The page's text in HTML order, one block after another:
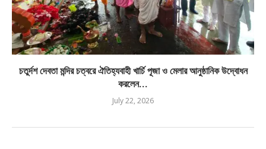
চতুর্দশ দেবতা মন্দির চত্বরে ঐতিহ্যবাহী খার্চি পূজা ও মেলার আনুষ্ঠানিক উদ্বোধন
করলেন...
July 22, 2026